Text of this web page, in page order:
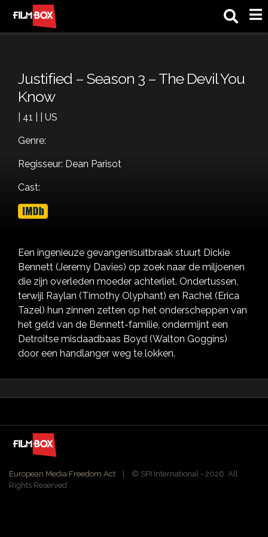
Justified – Season 3 – The Devil You
Know
| 41 | | US
Genre:
Regisseur: Dean Parisot
Cast:
Een ingenieuze gevangenisuitbraak stuurt Dickie
Bennett (Jeremy Davies) op zoek naar de miljoenen
die zijn overleden moeder achterliet. Ondertussen,
terwijl Raylan (Timothy Olyphant) en Rachel (Erica
Tazel) hun zinnen zetten op het onderscheppen van
het geld van de Bennett-familie, ondermijnt een
Detroitse misdaadbaas Boyd (Walton Goggins)
door een handlanger weg te lokken.
European Media Freedom Act | ©️ SPI International - 2026. All
Rights Reserved